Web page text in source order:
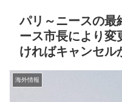
パリ～ニースの最
ース市長により
ければキャンセル
海外情報